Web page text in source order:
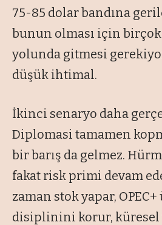
75-85 dolar bandına
bunun olması için birçok
yolunda gitmesi
düşük ihtimal.
İkinci senaryo daha
Diplomasi tamamen
bir barış da gelmez.
fakat risk primi devam
zaman stok yapar,
disiplinini korur, küresel